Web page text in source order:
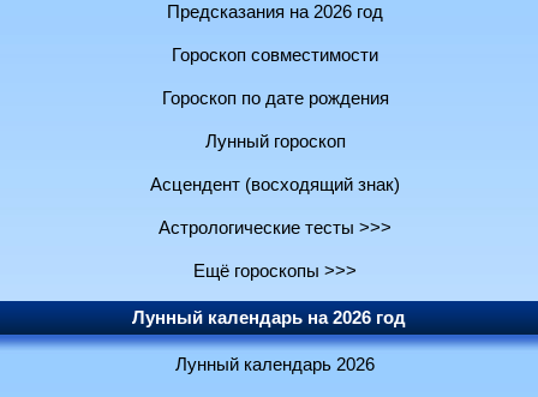
Предсказания на 2026 год
Гороскоп совместимости
Гороскоп по дате рождения
Лунный гороскоп
Асцендент (восходящий знак)
Астрологические тесты >>>
Ещё гороскопы >>>
Лунный календарь на 2026 год
Лунный календарь 2026